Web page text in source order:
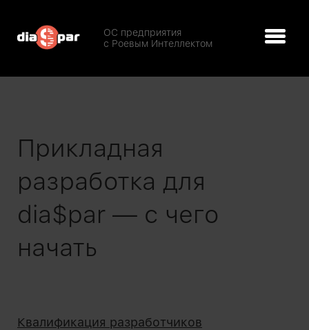
ОС предприятия
с Роевым Интеллектом
Прикладная
разработка для
dia$par — с чего
начать
Квалификация разработчиков